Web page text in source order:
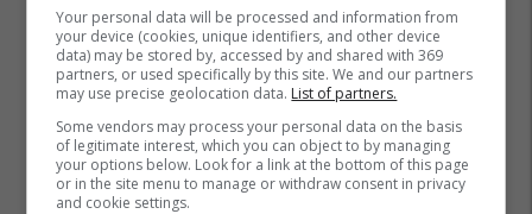
Xiaomi Apple Iphone
Your personal data will be processed and information from
your device (cookies, unique identifiers, and other device
data) may be stored by, accessed by and shared with 369
partners, or used specifically by this site. We and our partners
may use precise geolocation data. List of partners.
Some vendors may process your personal data on the basis
of legitimate interest, which you can object to by managing
your options below. Look for a link at the bottom of this page
or in the site menu to manage or withdraw consent in privacy
and cookie settings.